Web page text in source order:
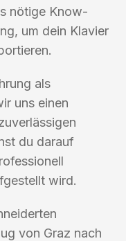
nötige Know-
um dein Klavier
als
uns einen
du darauf
wird.
von Graz nach